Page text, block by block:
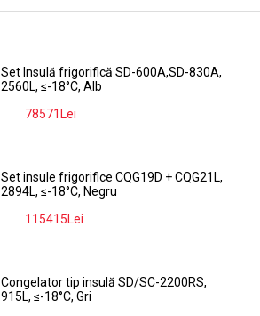
Set Insulă frigorifică SD-600A,SD-830A,
2560L, ≤-18°C, Alb
78571Lei
Set insule frigorifice CQG19D + CQG21L,
2894L, ≤-18°C, Negru
115415Lei
Congelator tip insulă SD/SC-2200RS,
915L, ≤-18°C, Gri